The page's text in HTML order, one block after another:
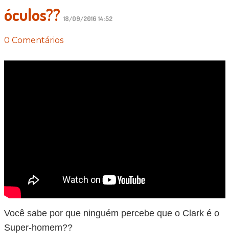
óculos?? 18/09/2016 14:52
0 Comentários
Você sabe por que ninguém percebe que o Clark é o
Super-homem??